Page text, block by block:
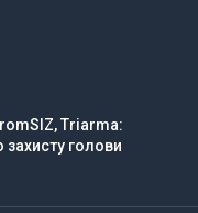
Triarma:
голови